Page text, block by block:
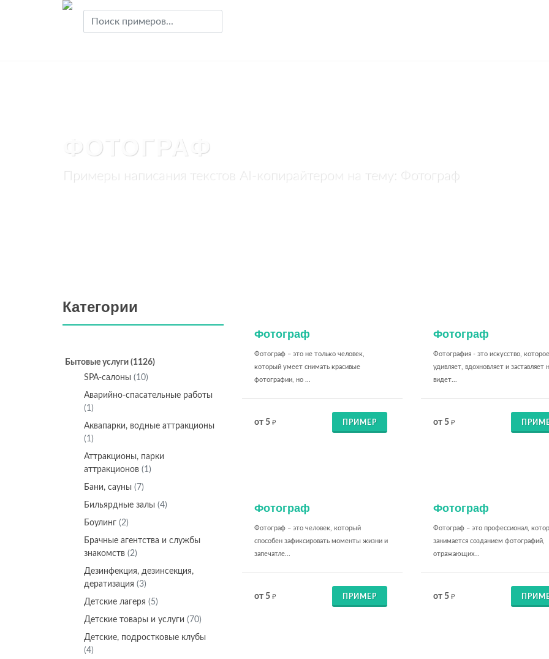
ФОТОГРАФ
Примеры написания текстов AI-копирайтером на тему: Фотограф
Категории
Бытовые услуги (1126)
SPA-салоны (10)
Аварийно-спасательные работы
(1)
Аквапарки, водные аттракционы
(1)
Аттракционы, парки
аттракционов (1)
Бани, сауны (7)
Бильярдные залы (4)
Боулинг (2)
Брачные агентства и службы
знакомств (2)
Дeзинфекция, дeзинсекция,
дератизация (3)
Детские лагеря (5)
Детские товары и услуги (70)
Детские, подростковые клубы
(4)
Фотограф
Фотограф – это не только человек,
который умеет снимать красивые
фотографии, но ...
от 5 ₽ ПРИМЕР
Фотограф
Фотография - это искусство, которое
удивляет, вдохновляет и заставляет
видет...
от 5 ₽
Фотограф
Фотограф – это человек, который
способен зафиксировать моменты жизни и
запечатле...
от 5 ₽ ПРИМЕР
Фотограф
Фотограф – это профессионал,
занимается созданием фотографий,
отражающих...
от 5 ₽